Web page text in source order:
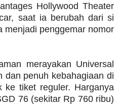
Hollywood Theater
saat ia berubah dari si
menjadi penggemar nomor
merayakan Universal
dan penuh kebahagiaan di
ke tiket reguler. Harganya
76 (sekitar Rp 760 ribu)